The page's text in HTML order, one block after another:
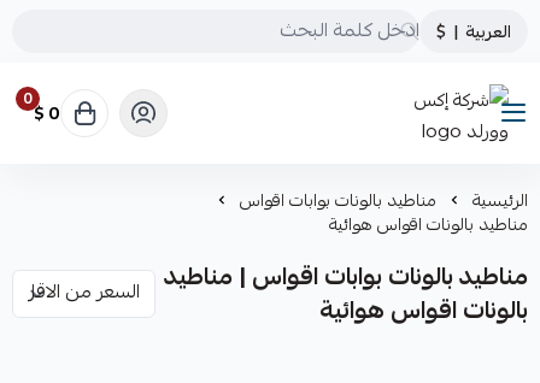
العربية |
$
شركة إكس وورلد
0 0 $
الرئيسية مناطيد بالونات بوابات اقواس
مناطيد بالونات اقواس هوائية
مناطيد بالونات بوابات اقواس | مناطيد
بالونات اقواس هوائية